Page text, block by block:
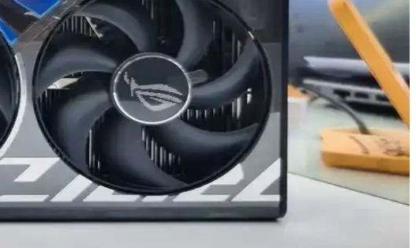
en uygun seçimi yapın.
uygun çözümler.
Express 4.0 uyumu ile modern oyun ve grafik uygulamalarında üstünlük
termal paddir.